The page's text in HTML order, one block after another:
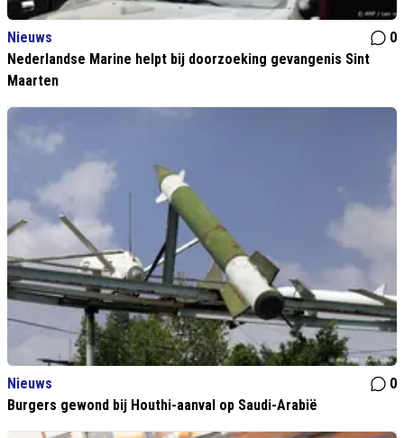
Nieuws
0
Nederlandse Marine helpt bij doorzoeking gevangenis Sint
Maarten
Nieuws
0
Burgers gewond bij Houthi-aanval op Saudi-Arabië